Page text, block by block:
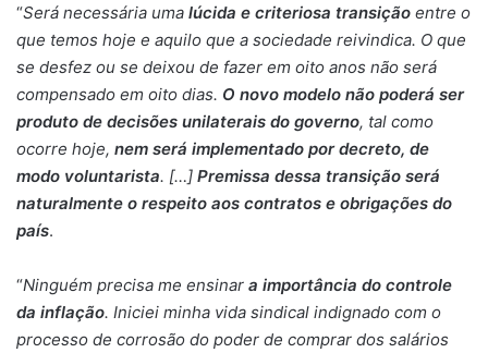
“Será necessária uma lúcida e criteriosa transição entre o
que temos hoje e aquilo que a sociedade reivindica. O que
se desfez ou se deixou de fazer em oito anos não será
compensado em oito dias. O novo modelo não poderá ser
produto de decisões unilaterais do governo, tal como
ocorre hoje, nem será implementado por decreto, de
modo voluntarista. […] Premissa dessa transição será
naturalmente o respeito aos contratos e obrigações do
país.
“Ninguém precisa me ensinar a importância do controle
da inflação. Iniciei minha vida sindical indignado com o
processo de corrosão do poder de comprar dos salários